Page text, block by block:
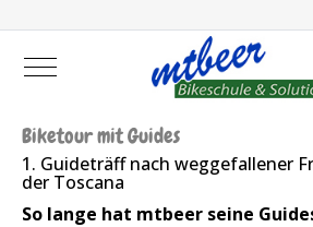
Mobile Menu Toggle
Biketour mit Guides
1. Guideträff nach weggefallener
der Toscana
So lange hat mtbeer seine